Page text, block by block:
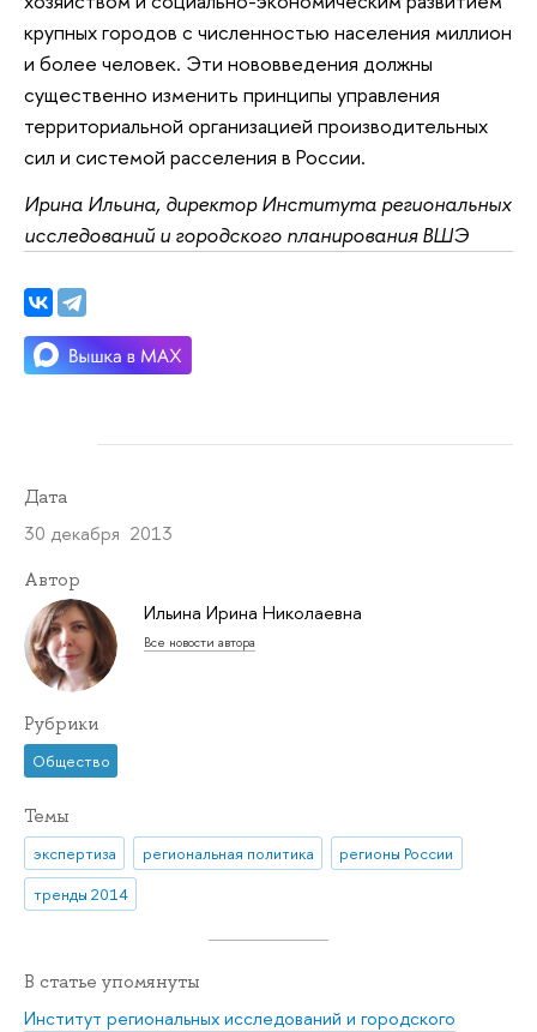
крупных городов с численностью населения миллион
и более человек. Эти нововведения должны
существенно изменить принципы управления
территориальной организацией производительных
сил и системой расселения в России.
Ирина Ильина, директор Института региональных
исследований и городского планирования ВШЭ
Дата
30 декабря 2013
Автор
Ильина Ирина Николаевна
Все новости автора
Рубрики
Общество
Темы
экспертиза региональная политика
регионы России
тренды 2014
В статье упомянуты
Институт региональных исследований и городского